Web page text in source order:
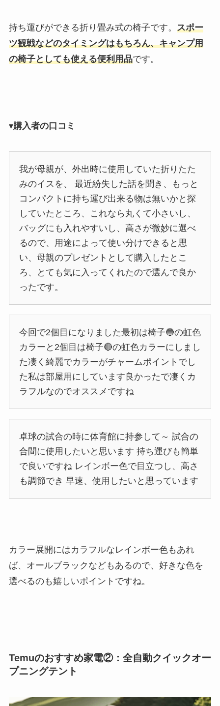
持ち運びができる折り畳み式の椅子です。 スポー
ツ観戦などのタイミングはもちろん、キャンプ用
の椅子としても使える便利用品です。
▾購入者の口コミ
我が母親が、外出時に使用していた折りたた
みのイスを、 最近紛失した話を聞き、もっと
コンパクトに持ち運び出来る物は無いかと探
していたところ、これなら丸くて小さいし、
バッグにも入れやすいし、高さが微妙に選べ
るので、用途によって使い分けできると思
い、母親のプレゼントとして購入したとこ
ろ、とても気に入ってくれたので選んで良か
ったです。
今回で2個目になりました最初は椅子🔵の虹色
カラーと2個目は椅子🔴の虹色カラーにしまし
た凄く綺麗でカラーがチャームポイントでし
た私は部屋用にしています良かったで凄くカ
ラフルなのでオススメですね
卓球の試合の時に体育館に持参して～ 試合の
合間に使用したいと思います 持ち運びも簡単
で良いですね レインボー色で目立つし、高さ
も調節でき 早速、使用したいと思っています
カラー展開にはカラフルなレインボー色もあれ
ば、オールブラックなどもあるので、好きな色を
選べるのも嬉しいポイントですね。
Temuのおすすめ家電②：全自動クイックオー
プニングテント